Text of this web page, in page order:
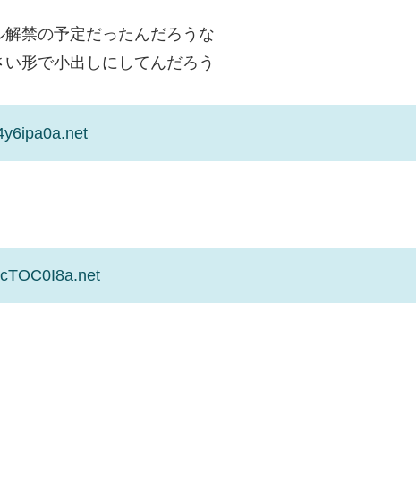
禁の予定だったんだろうな
形で小出しにしてんだろう